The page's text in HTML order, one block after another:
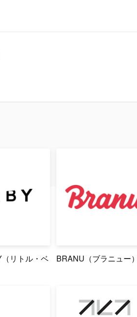
リトル・ベ
BRANU（ブラニュー